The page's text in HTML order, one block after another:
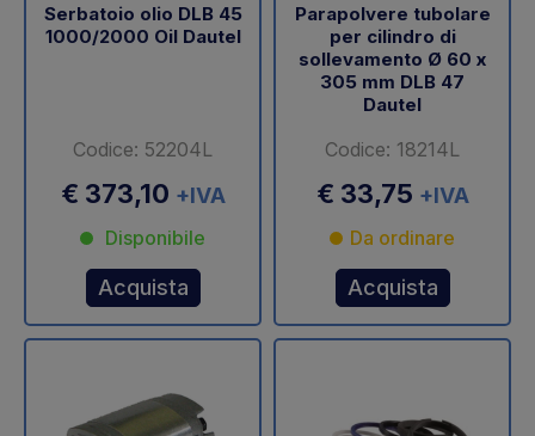
Serbatoio olio DLB 45
1000/2000 Oil Dautel
Codice: 52204L
€ 373,10 +IVA
Disponibile
Acquista
Parapolvere tubolare
per cilindro di
sollevamento Ø 60 x
305 mm DLB 47
Dautel
Codice: 18214L
€ 33,75 +IVA
Da ordinare
Acquista